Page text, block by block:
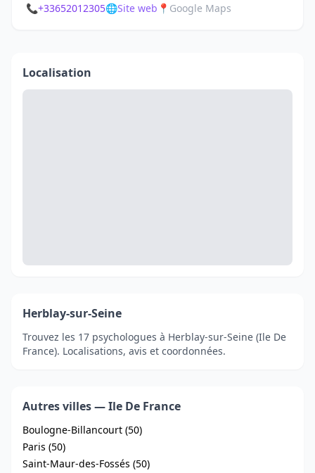
📞+33652012305🌐Site web 📍 Google Maps
Localisation
Herblay-sur-Seine
Trouvez les 17 psychologues à Herblay-sur-Seine (Ile De
France). Localisations, avis et coordonnées.
Autres villes — Ile De France
Boulogne-Billancourt (50)
Paris (50)
Saint-Maur-des-Fossés (50)